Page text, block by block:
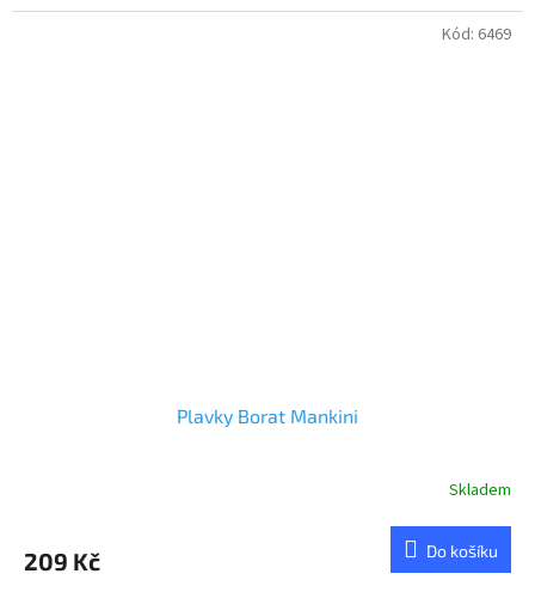
Plavky Borat Mankini
je
Skladem
209 Kč Do košíku
Kód: 6469